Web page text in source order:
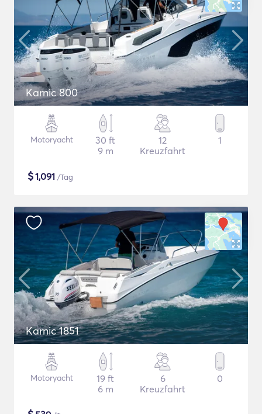
Karnic 800
Motoryacht
30 ft
9 m
12
Kreuzfahrt
1
$1,091 /Tag
Karnic 1851
Motoryacht
19 ft
6 m
6
Kreuzfahrt
0